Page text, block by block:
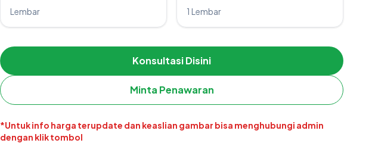
Lembar 1 Lembar
Konsultasi Disini
Minta Penawaran
*Untuk info harga terupdate dan keaslian gambar bisa menghubungi admin
dengan klik tombol